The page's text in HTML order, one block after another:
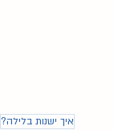
איך ישנות בלילה?